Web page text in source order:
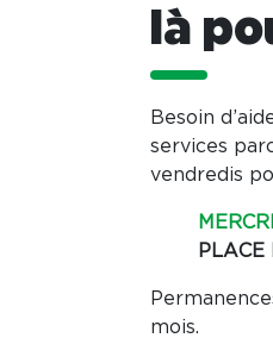
là
Besoin
services
vendredis
mois.